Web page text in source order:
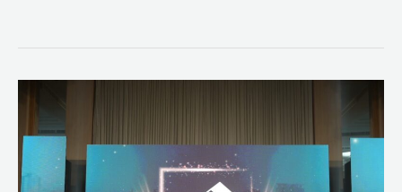
ใน
ไทย!
“Livinginsider